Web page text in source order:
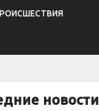
новости